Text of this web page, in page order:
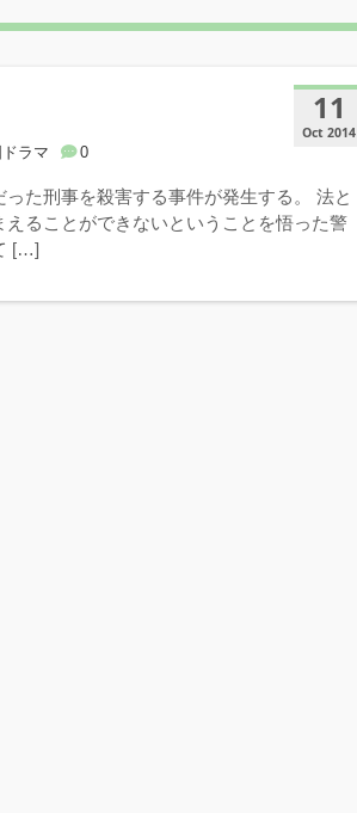
11
Oct 2014
ラマ 0
た刑事を殺害する事件が発生する。 法と
ることができないということを悟った警
[…]